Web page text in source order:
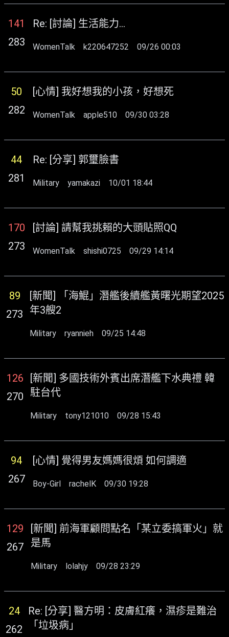
141
283
Re: [討論] 生活能力...
WomenTalk k220647252 09/26 00:03
50
282
[心情] 我好想我的小孩，好想死
WomenTalk apple510 09/30 03:28
44
281
Re: [分享] 郭璽臉書
Military yamakazi 10/01 18:44
170
273
[討論] 請幫我挑賴的大頭貼照QQ
WomenTalk shishi0725 09/29 14:14
89
273
[新聞] 「海鯤」潛艦後續艦黃曙光期望2025
年3艘2
Military ryannieh 09/25 14:48
126
270
[新聞] 多國技術外賓出席潛艦下水典禮 韓
駐台代
Military tony121010 09/28 15:43
94
267
[心情] 覺得男友媽媽很煩 如何調適
Boy-Girl rachelK 09/30 19:28
129
267
[新聞] 前海軍顧問點名「某立委搞軍火」就
是馬
Military lolahjy 09/28 23:29
24
262
Re: [分享] 醫方明：皮膚紅癢，濕疹是難治
「垃圾病」